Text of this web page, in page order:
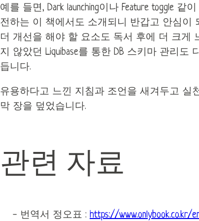
예를 들면, Dark launching이나 Feature toggle
전하는 이 책에서도 소개되니 반갑고 안심이
더 개선을 해야 할 요소도 독서 후에 더 크게
지 않았던 Liquibase를 통한 DB 스키마 관리
듭니다.
유용하다고 느낀 지침과 조언을 새겨두고 실
막 장을 덮었습니다.
관련 자료
번역서 정오표 : https://www.onlybook.co.kr/